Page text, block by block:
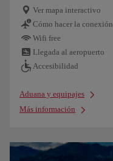
Ver mapa interactivo
Cómo hacer la conexión
Wifi free
Llegada al aeropuerto
Accesibilidad
Aduana y equipajes
Más información